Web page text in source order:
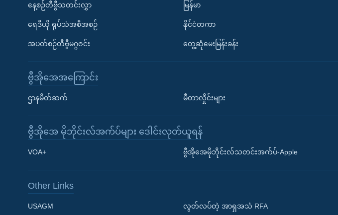
Learning English
နေ့စဉ်တီဗွီသတင်းလွှာ
ရေဒီယို ရုပ်သံအစီအစဉ်
အပတ်စဉ်တီဗွီမဂ္ဂဇင်း
မြန်မာ
နိုင်ငံတကာ
တွေ့ဆုံမေးမြန်းခန်း
ဗွီအိုအေအကြောင်း
ဌာနမိတ်ဆက် မီတာလှိုင်းများ
ဗွီအိုအေ မိုဘိုင်းလ်အက်ပ်များ ဒေါင်းလုတ်ယူရန်
VOA+ ဗွီအိုအေမိုဘိုင်းလ်သတင်းအက်ပ်-Apple
Other Links
USAGM လွတ်လပ်တဲ့ အာရှအသံ RFA